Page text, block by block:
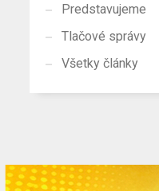
Predstavujeme
Tlačové správy
Všetky články